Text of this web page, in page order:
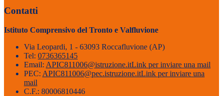
Contatti
Istituto Comprensivo del Tronto e Valfluvione
Via Leopardi, 1 - 63093 Roccafluvione (AP)
Tel: 0736365145
Email: APIC811006@istruzione.itLink per inviare una mail
PEC: APIC811006@pec.istruzione.itLink per inviare una
mail
C.F.: 80006810446